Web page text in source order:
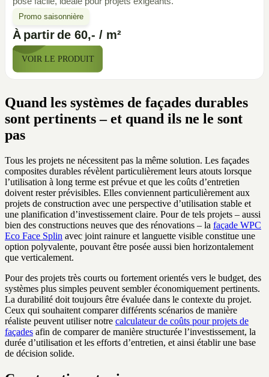
Promo saisonnière
À partir de 60,- / m²
VOIR LE PRODUIT
Quand les systèmes de façades durables
sont pertinents – et quand ils ne le sont
pas
Tous les projets ne nécessitent pas la même solution. Les façades
composites durables révèlent particulièrement leurs atouts lorsque
l’utilisation à long terme est prévue et que les coûts d’entretien
doivent rester prévisibles. Elles conviennent particulièrement aux
projets de construction avec une perspective d’utilisation stable et
une planification d’investissement claire. Pour de tels projets – aussi
bien des constructions neuves que des rénovations – la façade WPC
Eco Face Splin avec joint rainure et languette visible constitue une
option polyvalente, pouvant être posée aussi bien horizontalement
que verticalement.
Pour des projets très courts ou fortement orientés vers le budget, des
systèmes plus simples peuvent sembler économiquement pertinents.
La durabilité doit toujours être évaluée dans le contexte du projet.
Ceux qui souhaitent comparer différents scénarios de manière
réaliste peuvent utiliser notre calculateur de coûts pour projets de
façades afin de comparer de manière structurée l’investissement, la
durée d’utilisation et les efforts d’entretien, et ainsi établir une base
de décision solide.